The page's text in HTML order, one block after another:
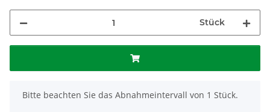
Stück
x
Bitte beachten Sie das Abnahmeintervall von 1 Stück.